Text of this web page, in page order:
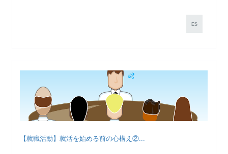
ES
【就職活動】就活を始める前の心構え②...